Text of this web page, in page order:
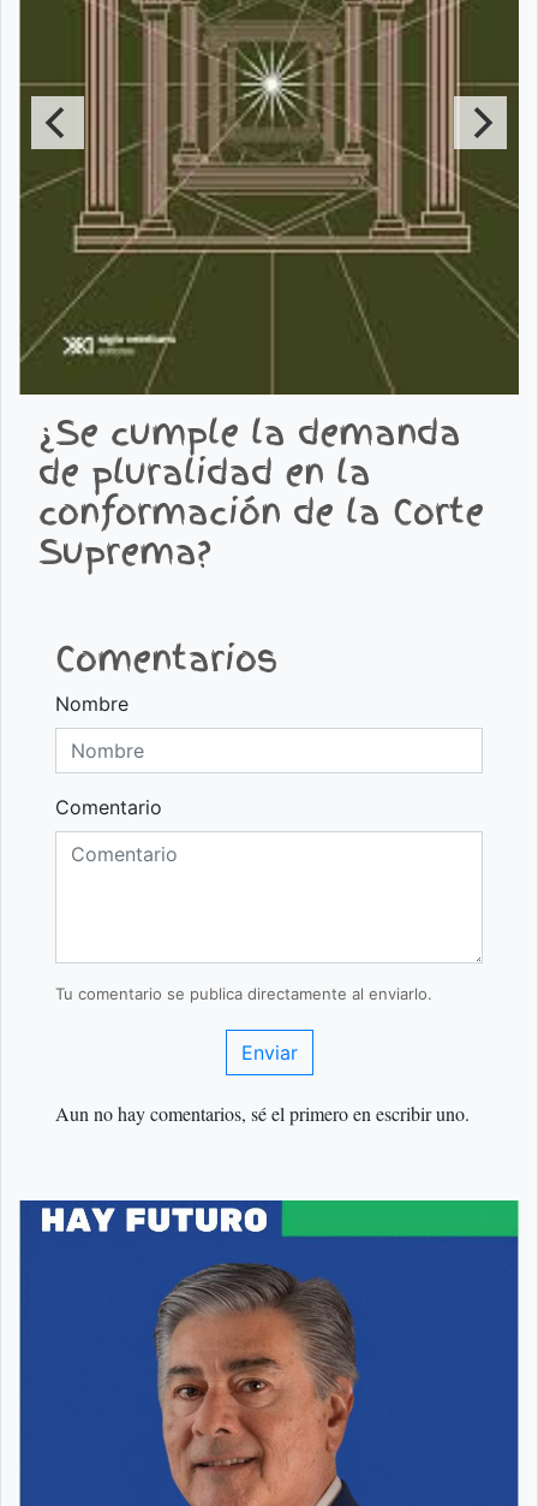
¿Se cumple la demanda
de pluralidad en la
conformación de la Corte
Suprema?
Comentarios
Nombre
Comentario
Tu comentario se publica directamente al enviarlo.
Enviar
Aun no hay comentarios, sé el primero en escribir uno.